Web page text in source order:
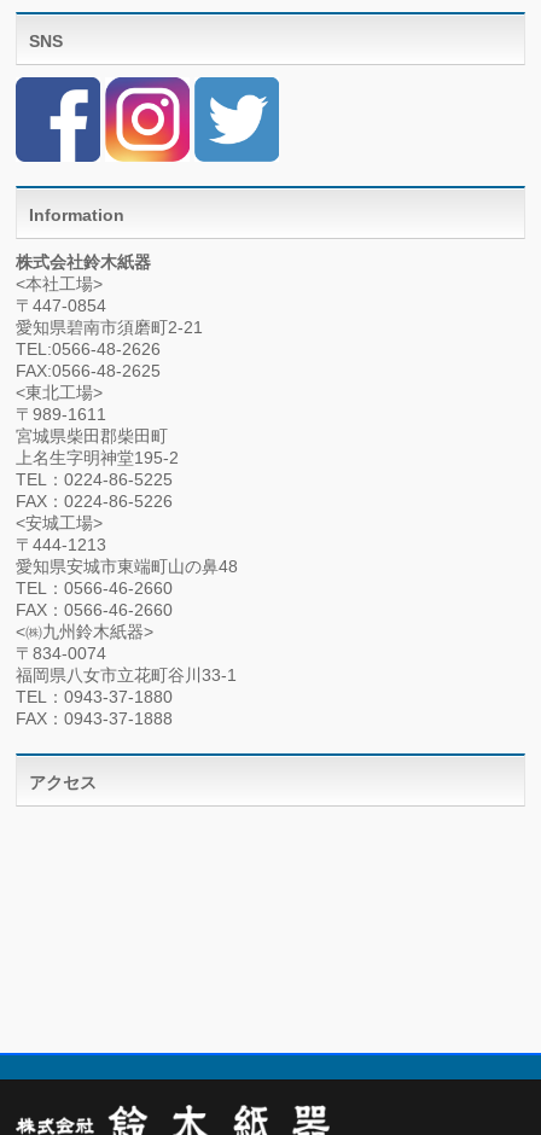
SNS
Information
株式会社鈴木紙器
<本社工場>
〒447-0854
愛知県碧南市須磨町2-21
TEL:0566-48-2626
FAX:0566-48-2625
<東北工場>
〒989-1611
宮城県柴田郡柴田町
上名生字明神堂195-2
TEL：0224-86-5225
FAX：0224-86-5226
<安城工場>
〒444-1213
愛知県安城市東端町山の鼻48
TEL：0566-46-2660
FAX：0566-46-2660
<㈱九州鈴木紙器>
〒834-0074
福岡県八女市立花町谷川33-1
TEL：0943-37-1880
FAX：0943-37-1888
アクセス